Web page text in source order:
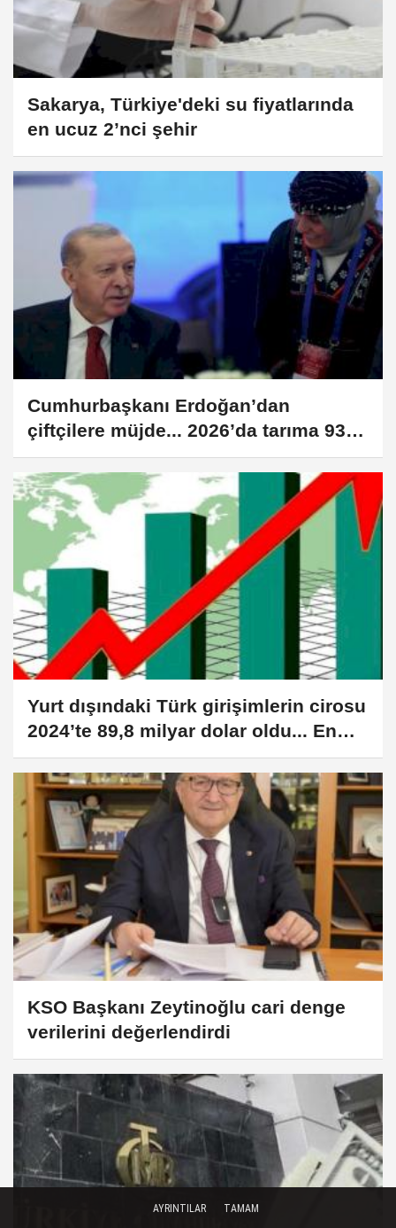
Sakarya, Türkiye'deki su fiyatlarında
en ucuz 2’nci şehir
Cumhurbaşkanı Erdoğan’dan
çiftçilere müjde... 2026’da tarıma 939
milyar TL destek
Yurt dışındaki Türk girişimlerin cirosu
2024’te 89,8 milyar dolar oldu... En
yüksek ciro sanayi ve ticarette
KSO Başkanı Zeytinoğlu cari denge
verilerini değerlendirdi
AYRINTILAR TAMAM